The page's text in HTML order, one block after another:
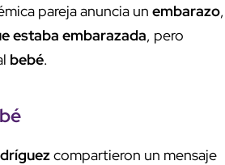
pareja anuncia un embarazo,
estaba embarazada, pero
bebé.
compartieron un mensaje